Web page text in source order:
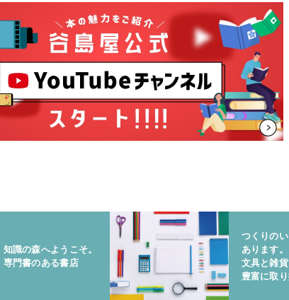
知識の森へようこそ。
専門書のある書店
つくりのい
あります。
文具と雑
豊富に取